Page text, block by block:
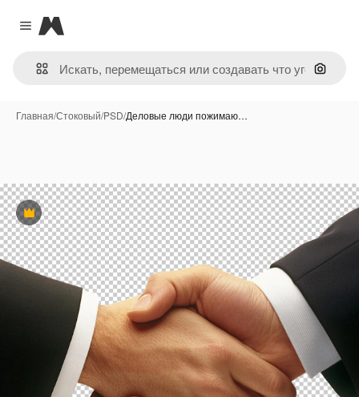
Close menu
Magnific
Поиск
Главная/Стоковый/PSD/Деловые люди пожимаю…
Премиум